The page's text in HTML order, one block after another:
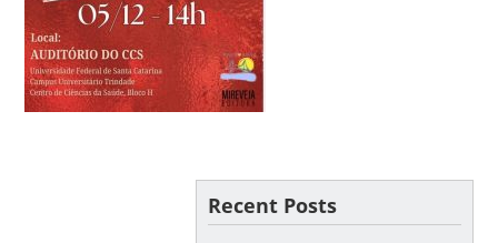
Recent Posts